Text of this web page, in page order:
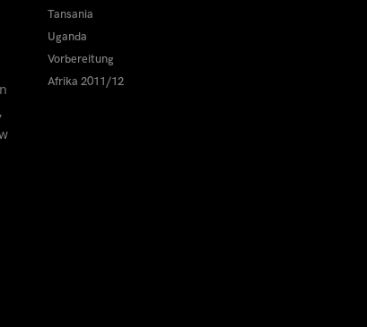
Tansania
Uganda
Vorbereitung
Afrika 2011/12